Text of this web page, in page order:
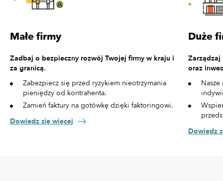
Małe firmy
Zadbaj o bezpieczny rozwój Twojej firmy w kraju i
za granicą.
Zabezpiecz się przed ryzykiem nieotrzymania
pieniędzy od kontrahenta.
Zamień faktury na gotówkę dzięki faktoringowi.
Dowiedz się więcej
Duże
oraz
Dowiedz